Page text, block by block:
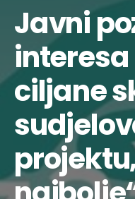
Javni
ciljane